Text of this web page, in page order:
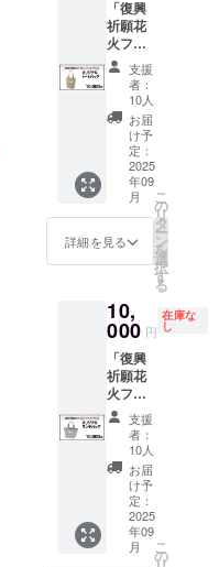
ださい
※6月30
日より
後のご
支援に
つきま
して
は、ご
支援の
みとさ
せてい
ただき
ますの
でご了
承くだ
る「お
もてな
しブー
ス」
（飲食
テン
ト）を
設置。
こちら
で利用
できる
1,000円
買物券
（飲食
きで
す。 ◎
画像は
イメー
ジです
【ご支
援いた
だく前
に必ず
ご確認
くださ
い】 ※
花火大
会が中
画像は
イメー
ジです
【ご支
援いた
だく前
に必ず
ご確認
くださ
い】 ※
花火大
会が中
止と
なった
の返金
及び代
替品の
発送は
行いま
せん ※
花火大
会が延
期と
なった
場合
は、延
期した
日にそ
のまま
です。2
名／3名
どちら
かの数
量を入
力くだ
さい。
ご支援
後の人
数変更
はでき
ません
のでご
注意く
ニック
ス席に
は長岡
の美味
しい味
などを
販売す
る「お
もてな
しブー
ス」
（飲食
屋台）
を設
置。こ
ス席）
を設置
しまし
た。 開
花幅2㎞
の「復
興祈願
花火
フェ
ニック
ス」全
景を間
近にご
覧いた
すが、
最大3名
まで観
覧可能
です。2
名／3名
どちら
かの数
量を入
力くだ
さい。
ご支援
後の人
数変更
はでき
ジとな
り、お
届け時
のデザ
インと
異なる
場合が
ありま
「復興
祈願花
火フェ
ニック
ス」オ
リジナ
ルの
トート
バッグ
です。
サイ
ズ：
24×37×
12 ※色
はモカ
の1種類
支援
者：
10人
お届
け予
定：
2025
年09
月
詳細を見る
こ
の
リ
タ
ー
ン
を
選
択
す
る
10,
000 円
在庫な
し
「復興
祈願花
火フェ
ニック
ス」オ
リジナ
ルのラ
ンチ
バッグ
です。
サイ
ズ：
支援
者：
10人
お届
け予
定：
2025
年09
月
こ
の